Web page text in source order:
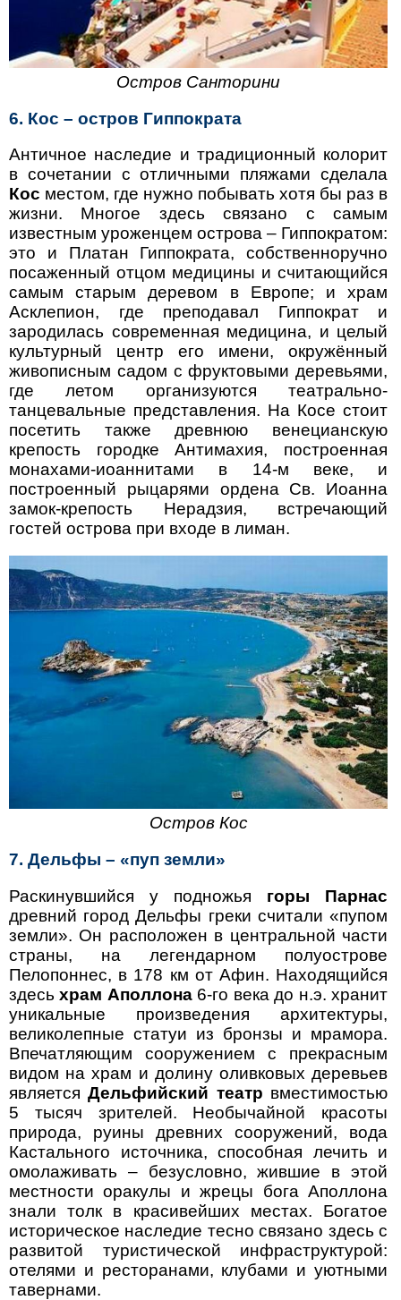
Остров Санторини
6. Кос – остров Гиппократа
Античное наследие и традиционный колорит
в сочетании с отличными пляжами сделала
Кос местом, где нужно побывать хотя бы раз в
жизни. Многое здесь связано с самым
известным уроженцем острова – Гиппократом:
это и Платан Гиппократа, собственноручно
посаженный отцом медицины и считающийся
самым старым деревом в Европе; и храм
Асклепион, где преподавал Гиппократ и
зародилась современная медицина, и целый
культурный центр его имени, окружённый
живописным садом с фруктовыми деревьями,
где летом организуются театрально-
танцевальные представления. На Косе стоит
посетить также древнюю венецианскую
крепость городке Антимахия, построенная
монахами-иоаннитами в 14-м веке, и
построенный рыцарями ордена Св. Иоанна
замок-крепость Нерадзия, встречающий
гостей острова при входе в лиман.
Остров Кос
7. Дельфы – «пуп земли»
Раскинувшийся у подножья горы Парнас
древний город Дельфы греки считали «пупом
земли». Он расположен в центральной части
страны, на легендарном полуострове
Пелопоннес, в 178 км от Афин. Находящийся
здесьхрам Аполлона6-го века до н.э. хранит
уникальные произведения архитектуры,
великолепные статуи из бронзы и мрамора.
Впечатляющим сооружением с прекрасным
видом на храм и долину оливковых деревьев
являетсяДельфийский театр вместимостью
5 тысяч зрителей. Необычайной красоты
природа, руины древних сооружений, вода
Кастального источника, способная лечить и
омолаживать – безусловно, жившие в этой
местности оракулы и жрецы бога Аполлона
знали толк в красивейших местах. Богатое
историческое наследие тесно связано здесь с
развитой туристической инфраструктурой:
отелями и ресторанами, клубами и уютными
тавернами.